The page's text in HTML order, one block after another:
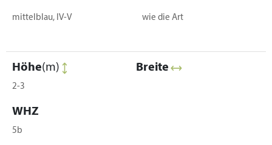
mittelblau, IV-V wie die Art
Höhe(m)
2-3
Breite
WHZ
5b